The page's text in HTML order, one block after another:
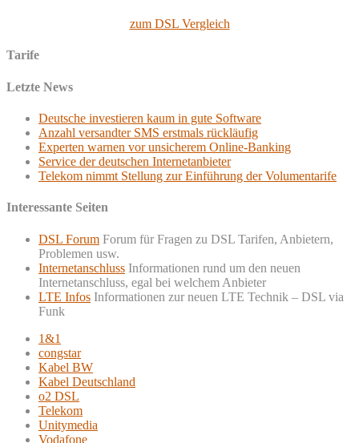
zum DSL Vergleich
Tarife
Letzte News
Deutsche investieren kaum in gute Software
Anzahl versandter SMS erstmals rückläufig
Experten warnen vor unsicherem Online-Banking
Service der deutschen Internetanbieter
Telekom nimmt Stellung zur Einführung der Volumentarife
Interessante Seiten
DSL Forum Forum für Fragen zu DSL Tarifen, Anbietern,
Problemen usw.
Internetanschluss Informationen rund um den neuen
Internetanschluss, egal bei welchem Anbieter
LTE Infos Informationen zur neuen LTE Technik – DSL via
Funk
1&1
congstar
Kabel BW
Kabel Deutschland
o2 DSL
Telekom
Unitymedia
Vodafone